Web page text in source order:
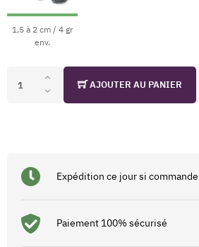
1,5 à 2 cm / 4 gr
env.
AJOUTER AU PANIER
Expédition ce jour si
Paiement 100% sécurisé